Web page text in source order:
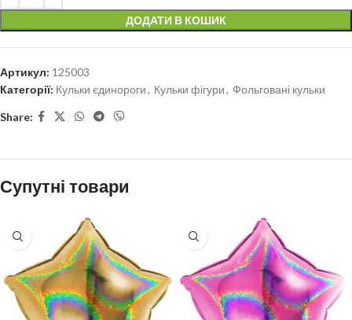
ДОДАТИ В КОШИК
Артикул: 125003
Категорії: Кульки єдинороги, Кульки фігури, Фольговані кульки
Share:
Супутні товари